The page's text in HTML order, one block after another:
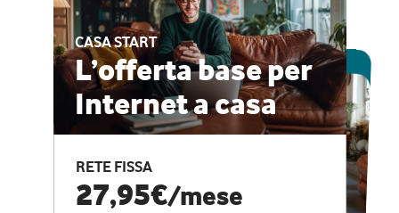
CASA START
L’offerta base per
Internet a casa
RETE FISSA
27,95€/mese
ESCLUSIVA ONLINE
CASA PRO
Internet veloce e
vantaggi speciali